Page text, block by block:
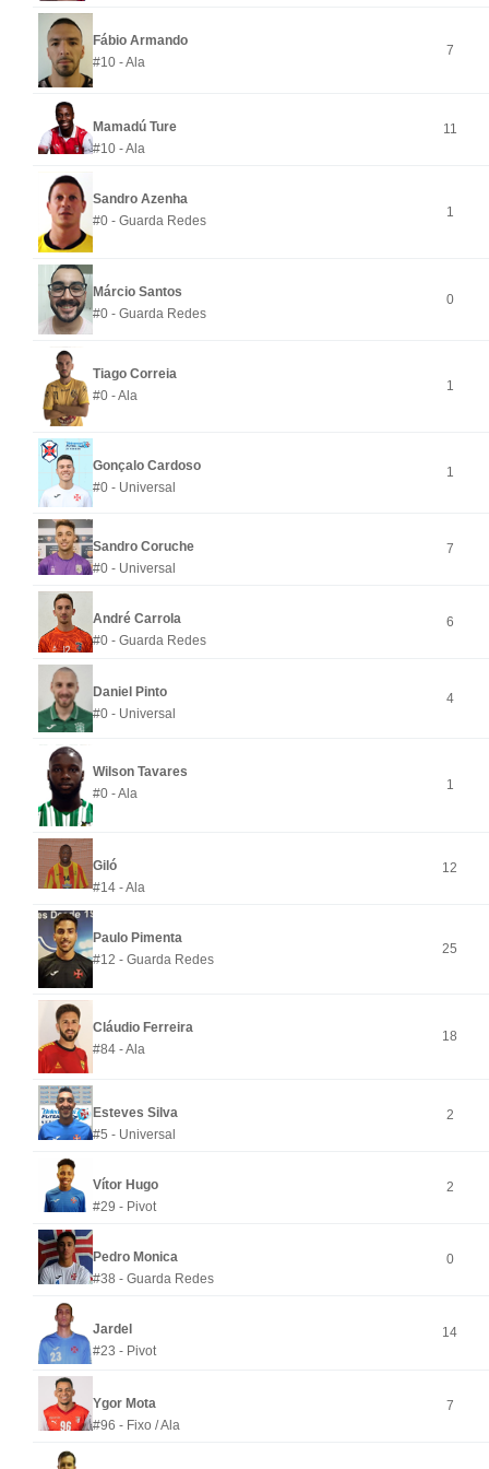
Fábio Armando
#10 - Ala
7
Mamadú Ture
#10 - Ala
11
Sandro Azenha
#0 - Guarda Redes
1
Márcio Santos
#0 - Guarda Redes
0
Tiago Correia
#0 - Ala
1
Gonçalo Cardoso
#0 - Universal
1
Sandro Coruche
#0 - Universal
7
André Carrola
#0 - Guarda Redes
6
Daniel Pinto
#0 - Universal
4
Wilson Tavares
#0 - Ala
1
Giló
#14 - Ala
12
Paulo Pimenta
#12 - Guarda Redes
25
Cláudio Ferreira
#84 - Ala
18
Esteves Silva
#5 - Universal
2
Vítor Hugo
#29 - Pivot
2
Pedro Monica
#38 - Guarda Redes
0
Jardel
#23 - Pivot
14
Ygor Mota
#96 - Fixo / Ala
7